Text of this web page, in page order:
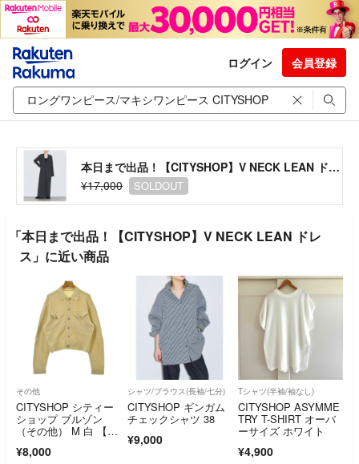
ログイン 会員登録
本日まで出品！【CITYSHOP】V NECK LEAN ドレス
¥17,000
SOLDOUT
「本日まで出品！【CITYSHOP】V NECK LEAN ドレ
ス」に近い商品
その他
CITYSHOP シティー
ショップ ブルゾン
（その他） M 白 【古
料】
¥8,000
シャツ/ブラウス(長袖/七分)
CITYSHOP ギンガム
チェックシャツ 38
¥9,000
Tシャツ(半袖/袖なし)
CITYSHOP ASYMME
TRY T-SHIRT オーバ
ーサイズ ホワイト
¥4,900